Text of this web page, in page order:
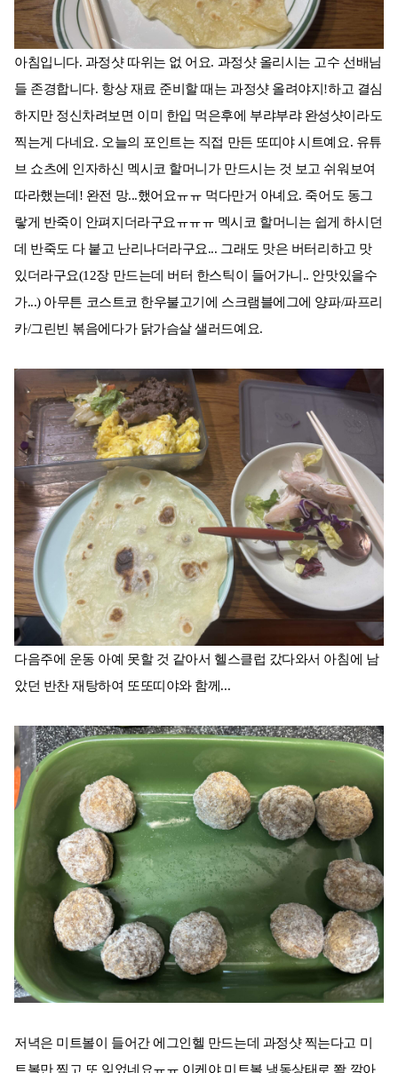
아침입니다. 과정샷 따위는 없 어요. 과정샷 올리시는 고수 선배님
들 존경합니다. 항상 재료 준비할 때는 과정샷 올려야지!하고 결심
하지만 정신차려보면 이미 한입 먹은후에 부랴부랴 완성샷이라도
찍는게 다네요. 오늘의 포인트는 직접 만든 또띠야 시트예요. 유튜
브 쇼츠에 인자하신 멕시코 할머니가 만드시는 것 보고 쉬워보여
따라했는데! 완전 망...했어요ㅠㅠ 먹다만거 아녜요. 죽어도 동그
랗게 반죽이 안펴지더라구요ㅠㅠㅠ 멕시코 할머니는 쉽게 하시던
데 반죽도 다 붙고 난리나더라구요... 그래도 맛은 버터리하고 맛
있더라구요(12장 만드는데 버터 한스틱이 들어가니.. 안맛있을수
가...) 아무튼 코스트코 한우불고기에 스크램블에그에 양파/파프리
카/그린빈 볶음에다가 닭가슴살 샐러드예요.
다음주에 운동 아예 못할 것 같아서 헬스클럽 갔다와서 아침에 남
았던 반찬 재탕하여 또또띠야와 함께...
저녁은 미트볼이 들어간 에그인헬 만드는데 과정샷 찍는다고 미
트볼만 찍고 또 잊었네요ㅠㅠ 이케야 미트볼 냉동상태로 쫙 깔아